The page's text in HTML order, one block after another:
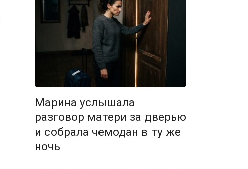
Марина услышала
разговор матери за дверью
и собрала чемодан в ту же
ночь